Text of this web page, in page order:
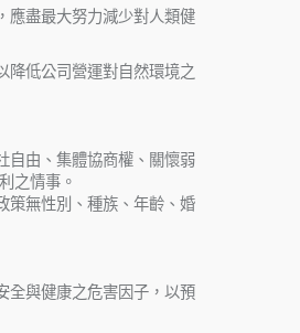
應盡最大努力減少對人類健
降低公司營運對自然環境之
自由、集體協商權、關懷弱
之情事。
策無性別、種族、年齡、婚
全與健康之危害因子，以預